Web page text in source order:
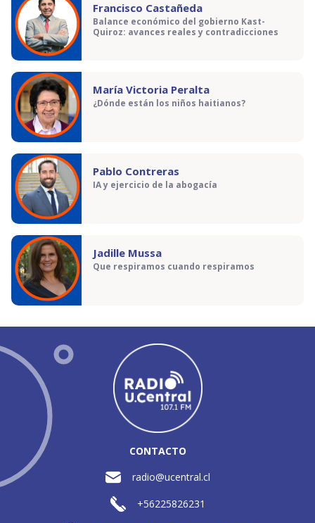
Francisco Castañeda
Balance económico del gobierno Kast-
Quiroz: avances reales y contradicciones
María Victoria Peralta
¿Dónde están los niños haitianos?
Pablo Contreras
IA y ejercicio de la abogacía
Jadille Mussa
Que respiramos cuando respiramos
CONTACTO
radio@ucentral.cl
+56225826231